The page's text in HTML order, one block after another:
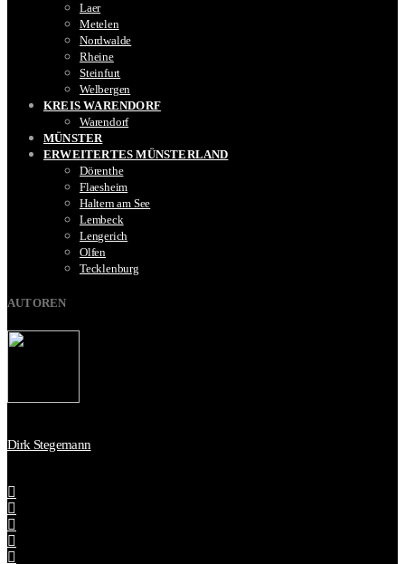
Laer
Metelen
Nordwalde
Rheine
Steinfurt
Welbergen
KREIS WARENDORF
Warendorf
MÜNSTER
ERWEITERTES MÜNSTERLAND
Dörenthe
Flaesheim
Haltern am See
Lembeck
Lengerich
Olfen
Tecklenburg
AUTOREN
Dirk Stegemann